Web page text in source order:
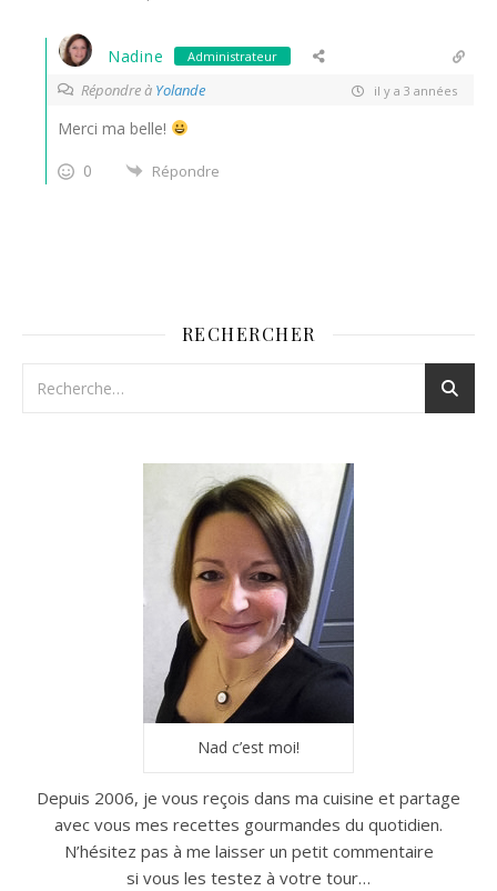
Nadine Administrateur
Répondre à Yolande il y a 3 années
Merci ma belle!
0
Répondre
RECHERCHER
Nad c’est moi!
Depuis 2006, je vous reçois dans ma cuisine et partage
avec vous mes recettes gourmandes du quotidien.
N’hésitez pas à me laisser un petit commentaire
si vous les testez à votre tour…